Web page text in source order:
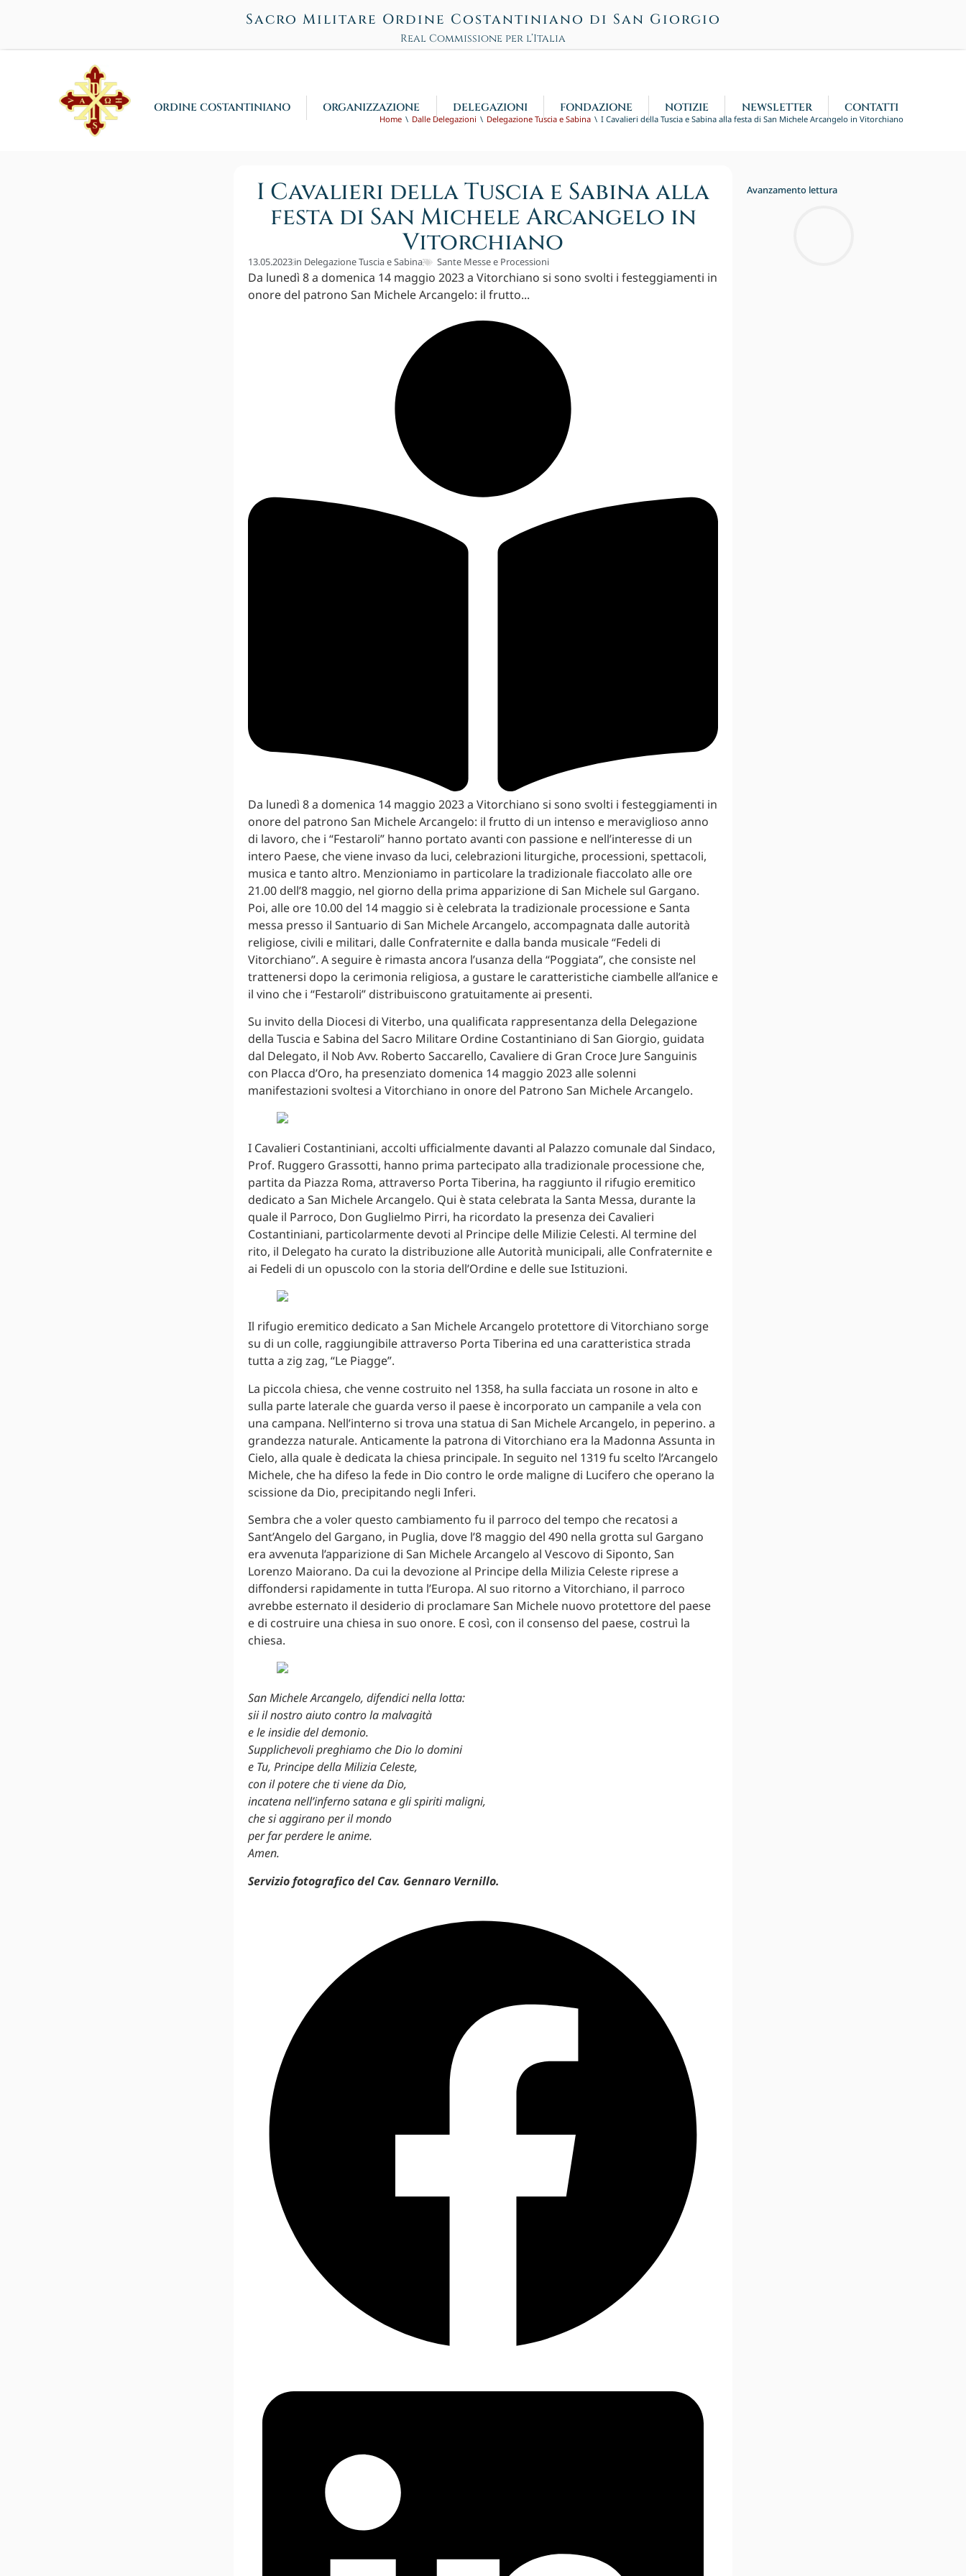
Sacro Militare Ordine Costantiniano di San Giorgio
Real Commissione per l’Italia
ORDINE COSTANTINIANO ORGANIZZAZIONE DELEGAZIONI FONDAZIONE NOTIZIE NEWSLETTER CONTATTI
Home Dalle Delegazioni Delegazione Tuscia e Sabina I Cavalieri della Tuscia e Sabina alla festa di San Michele Arcangelo in Vitorchiano
I Cavalieri della Tuscia e Sabina alla
festa di San Michele Arcangelo in
Vitorchiano
13.05.2023in Delegazione Tuscia e Sabina Sante Messe e Processioni
Da lunedì 8 a domenica 14 maggio 2023 a Vitorchiano si sono svolti i festeggiamenti in
onore del patrono San Michele Arcangelo: il frutto...
Da lunedì 8 a domenica 14 maggio 2023 a Vitorchiano si sono svolti i festeggiamenti in
onore del patrono San Michele Arcangelo: il frutto di un intenso e meraviglioso anno
di lavoro, che i “Festaroli” hanno portato avanti con passione e nell’interesse di un
intero Paese, che viene invaso da luci, celebrazioni liturgiche, processioni, spettacoli,
musica e tanto altro. Menzioniamo in particolare la tradizionale fiaccolato alle ore
21.00 dell’8 maggio, nel giorno della prima apparizione di San Michele sul Gargano.
Poi, alle ore 10.00 del 14 maggio si è celebrata la tradizionale processione e Santa
messa presso il Santuario di San Michele Arcangelo, accompagnata dalle autorità
religiose, civili e militari, dalle Confraternite e dalla banda musicale “Fedeli di
Vitorchiano”. A seguire è rimasta ancora l’usanza della “Poggiata”, che consiste nel
trattenersi dopo la cerimonia religiosa, a gustare le caratteristiche ciambelle all’anice e
il vino che i “Festaroli” distribuiscono gratuitamente ai presenti.
Su invito della Diocesi di Viterbo, una qualificata rappresentanza della Delegazione
della Tuscia e Sabina del Sacro Militare Ordine Costantiniano di San Giorgio, guidata
dal Delegato, il Nob Avv. Roberto Saccarello, Cavaliere di Gran Croce Jure Sanguinis
con Placca d’Oro, ha presenziato domenica 14 maggio 2023 alle solenni
manifestazioni svoltesi a Vitorchiano in onore del Patrono San Michele Arcangelo.
I Cavalieri Costantiniani, accolti ufficialmente davanti al Palazzo comunale dal Sindaco,
Prof. Ruggero Grassotti, hanno prima partecipato alla tradizionale processione che,
partita da Piazza Roma, attraverso Porta Tiberina, ha raggiunto il rifugio eremitico
dedicato a San Michele Arcangelo. Qui è stata celebrata la Santa Messa, durante la
quale il Parroco, Don Guglielmo Pirri, ha ricordato la presenza dei Cavalieri
Costantiniani, particolarmente devoti al Principe delle Milizie Celesti. Al termine del
rito, il Delegato ha curato la distribuzione alle Autorità municipali, alle Confraternite e
ai Fedeli di un opuscolo con la storia dell’Ordine e delle sue Istituzioni.
Il rifugio eremitico dedicato a San Michele Arcangelo protettore di Vitorchiano sorge
su di un colle, raggiungibile attraverso Porta Tiberina ed una caratteristica strada
tutta a zig zag, “Le Piagge”.
La piccola chiesa, che venne costruito nel 1358, ha sulla facciata un rosone in alto e
sulla parte laterale che guarda verso il paese è incorporato un campanile a vela con
una campana. Nell’interno si trova una statua di San Michele Arcangelo, in peperino. a
grandezza naturale. Anticamente la patrona di Vitorchiano era la Madonna Assunta in
Cielo, alla quale è dedicata la chiesa principale. In seguito nel 1319 fu scelto l’Arcangelo
Michele, che ha difeso la fede in Dio contro le orde maligne di Lucifero che operano la
scissione da Dio, precipitando negli Inferi.
Sembra che a voler questo cambiamento fu il parroco del tempo che recatosi a
Sant’Angelo del Gargano, in Puglia, dove l’8 maggio del 490 nella grotta sul Gargano
era avvenuta l’apparizione di San Michele Arcangelo al Vescovo di Siponto, San
Lorenzo Maiorano. Da cui la devozione al Principe della Milizia Celeste riprese a
diffondersi rapidamente in tutta l’Europa. Al suo ritorno a Vitorchiano, il parroco
avrebbe esternato il desiderio di proclamare San Michele nuovo protettore del paese
e di costruire una chiesa in suo onore. E così, con il consenso del paese, costruì la
chiesa.
San Michele Arcangelo, difendici nella lotta:
sii il nostro aiuto contro la malvagità
e le insidie del demonio.
Supplichevoli preghiamo che Dio lo domini
e Tu, Principe della Milizia Celeste,
con il potere che ti viene da Dio,
incatena nell’inferno satana e gli spiriti maligni,
che si aggirano per il mondo
per far perdere le anime.
Amen.
Servizio fotografico del Cav. Gennaro Vernillo.
Avanzamento lettura